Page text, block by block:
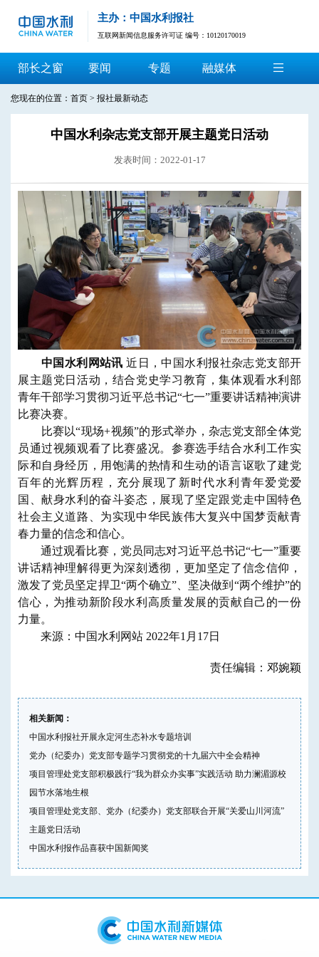
主办：中国水利报社
互联网新闻信息服务许可证 编号：10120170019
部长之窗 要闻 专题 融媒体
您现在的位置： 首页 > 报社最新动态
中国水利杂志党支部开展主题党日活动
发表时间：2022-01-17
中国水利网站讯 近日，中国水利报社杂志党支部开
展主题党日活动，结合党史学习教育，集体观看水利部
青年干部学习贯彻习近平总书记“七一”重要讲话精神演讲
比赛决赛。
比赛以“现场+视频”的形式举办，杂志党支部全体党
员通过视频观看了比赛盛况。参赛选手结合水利工作实
际和自身经历，用饱满的热情和生动的语言讴歌了建党
百年的光辉历程，充分展现了新时代水利青年爱党爱
国、献身水利的奋斗姿态，展现了坚定跟党走中国特色
社会主义道路、为实现中华民族伟大复兴中国梦贡献青
春力量的信念和信心。
通过观看比赛，党员同志对习近平总书记“七一”重要
讲话精神理解得更为深刻透彻，更加坚定了信念信仰，
激发了党员坚定捍卫“两个确立”、坚决做到“两个维护”的
信心，为推动新阶段水利高质量发展的贡献自己的一份
力量。
来源：中国水利网站 2022年1月17日
责任编辑：邓婉颖
相关新闻：
中国水利报社开展永定河生态补水专题培训
党办（纪委办）党支部专题学习贯彻党的十九届六中全会精神
项目管理处党支部积极践行“我为群众办实事”实践活动 助力澜湄源校
园节水落地生根
项目管理处党支部、党办（纪委办）党支部联合开展“关爱山川河流”
主题党日活动
中国水利报作品喜获中国新闻奖